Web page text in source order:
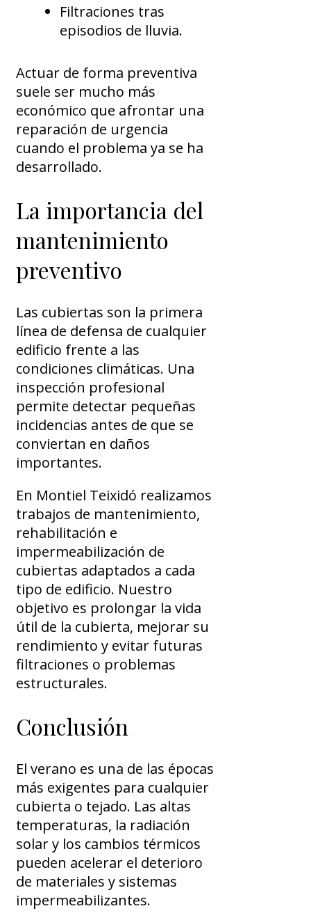
Filtraciones tras
episodios de lluvia.
Actuar de forma preventiva
suele ser mucho más
económico que afrontar una
reparación de urgencia
cuando el problema ya se ha
desarrollado.
La importancia del
mantenimiento
preventivo
Las cubiertas son la primera
línea de defensa de cualquier
edificio frente a las
condiciones climáticas. Una
inspección profesional
permite detectar pequeñas
incidencias antes de que se
conviertan en daños
importantes.
En Montiel Teixidó realizamos
trabajos de mantenimiento,
rehabilitación e
impermeabilización de
cubiertas adaptados a cada
tipo de edificio. Nuestro
objetivo es prolongar la vida
útil de la cubierta, mejorar su
rendimiento y evitar futuras
filtraciones o problemas
estructurales.
Conclusión
El verano es una de las épocas
más exigentes para cualquier
cubierta o tejado. Las altas
temperaturas, la radiación
solar y los cambios térmicos
pueden acelerar el deterioro
de materiales y sistemas
impermeabilizantes.